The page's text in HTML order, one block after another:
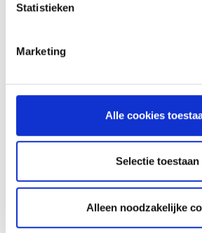
Statistieken
Marketing
Alle cookies
Selectie toestaan
Alleen noodzakelijke